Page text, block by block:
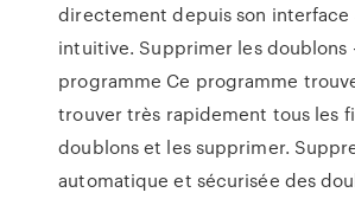
directement depuis son interface
intuitive. Supprimer les doublons
programme Ce programme
trouver très rapidement tous les
doublons et les supprimer.
automatique et sécurisée des